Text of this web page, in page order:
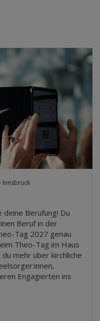
Innsbruck
deine Berufung! Du
Beruf in der
Tag 2027 genau
Theo-Tag im Haus
mehr über kirchliche
Engagierten ins